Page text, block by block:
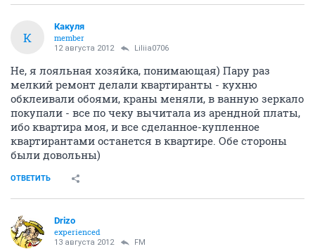
К
Какуля
member
12 августа 2012 Liliia0706
Не, я лояльная хозяйка, понимающая) Пару раз
мелкий ремонт делали квартиранты - кухню
обклеивали обоями, краны меняли, в ванную зеркало
покупали - все по чеку вычитала из арендной платы,
ибо квартира моя, и все сделанное-купленное
квартирантами останется в квартире. Обе стороны
были довольны)
ОТВЕТИТЬ
Drizo
experienced
13 августа 2012 FM